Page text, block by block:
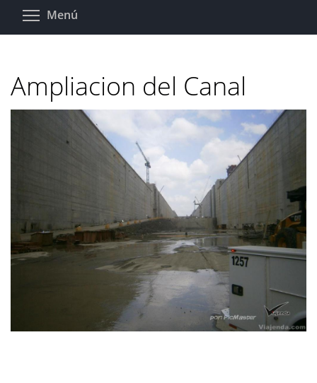
Pasar
Menú
Ampliacion del Canal